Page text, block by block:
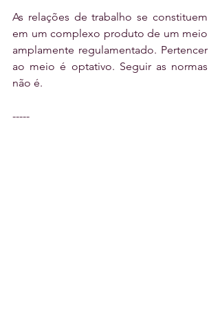
As relações de trabalho se constituem
em um complexo produto de um meio
amplamente regulamentado. Pertencer
ao meio é optativo. Seguir as normas
não é.
-----